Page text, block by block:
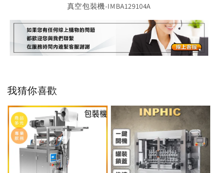
真空包裝機-IMBA129104A
我猜你喜歡